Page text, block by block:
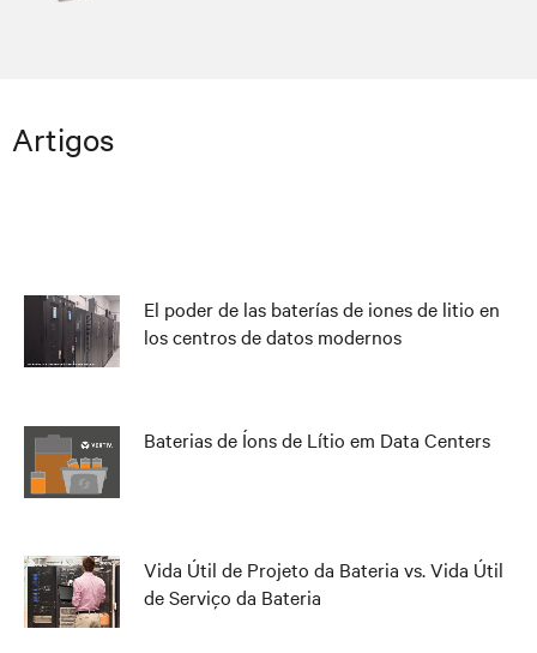
Artigos
El poder de las baterías de iones de litio en
los centros de datos modernos
Baterias de Íons de Lítio em Data Centers
Vida Útil de Projeto da Bateria vs. Vida Útil
de Serviço da Bateria